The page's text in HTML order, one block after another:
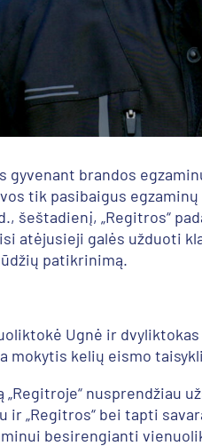
brandos
tik pasibaigus
šeštadienį, „Regitros“
atėjusieji galės užduoti
patikrinimą.
Ugnė ir
mokytis kelių eismo
„Regitroje“ nusprendžiau
ir „Regitros“ bei tapti
besirengianti